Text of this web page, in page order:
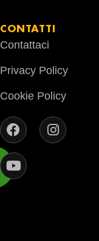
CONTATTI
Contattaci
Privacy Policy
Cookie Policy